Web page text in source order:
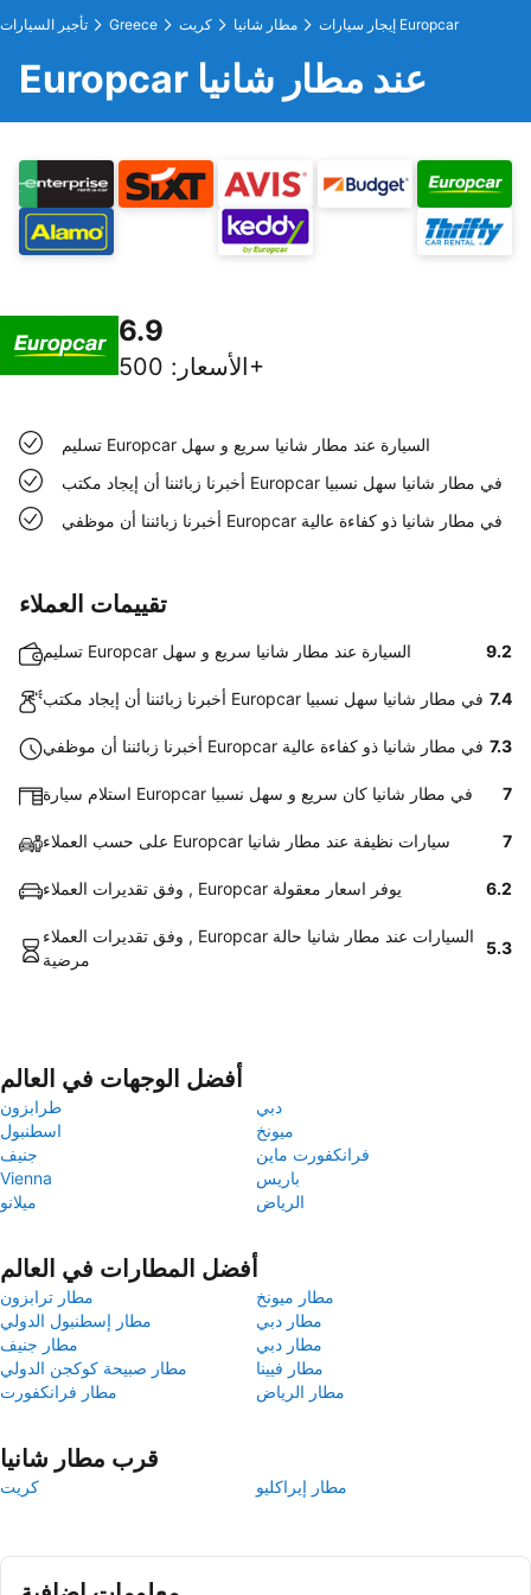
تأجير السيارات Greece كريت مطار شانيا إيجار سيارات Europcar
Europcar عند مطار شانيا
6.9
الأسعار : 500+
تسليم Europcar السيارة عند مطار شانيا سريع و سهل
أخبرنا زبائننا أن إيجاد مكتب Europcar في مطار شانيا سهل نسبيا
أخبرنا زبائننا أن موظفي Europcar في مطار شانيا ذو كفاءة عالية
تقييمات العملاء
تسليم Europcar السيارة عند مطار شانيا سريع و سهل 9.2
أخبرنا زبائننا أن إيجاد مكتب Europcar في مطار شانيا سهل نسبيا 7.4
أخبرنا زبائننا أن موظفي Europcar في مطار شانيا ذو كفاءة عالية 7.3
استلام سيارة Europcar في مطار شانيا كان سريع و سهل نسبيا 7
على حسب العملاء Europcar سيارات نظيفة عند مطار شانيا 7
وفق تقديرات العملاء , Europcar يوفر اسعار معقولة 6.2
وفق تقديرات العملاء , Europcar السيارات عند مطار شانيا حالة
مرضية
5.3
أفضل الوجهات في العالم
طرابزون
دبي
اسطنبول
ميونخ
جنيف
فرانكفورت ماين
Vienna
باريس
ميلانو
الرياض
أفضل المطارات في العالم
مطار ترابزون
مطار ميونخ
مطار إسطنبول الدولي
مطار دبي
مطار جنيف
مطار دبي
مطار صبيحة كوكجن الدولي
مطار فيينا
مطار فرانكفورت
مطار الرياض
قرب مطار شانيا
كريت مطار إيراكليو